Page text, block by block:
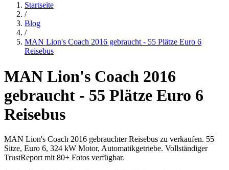
Startseite
/
Blog
/
MAN Lion's Coach 2016 gebraucht - 55 Plätze Euro 6
Reisebus
MAN Lion's Coach 2016
gebraucht - 55 Plätze Euro 6
Reisebus
MAN Lion's Coach 2016 gebrauchter Reisebus zu verkaufen. 55
Sitze, Euro 6, 324 kW Motor, Automatikgetriebe. Vollständiger
TrustReport mit 80+ Fotos verfügbar.